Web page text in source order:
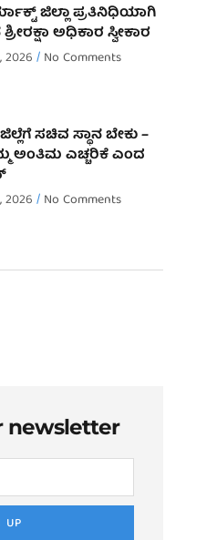
ಜಿಲ್ಲಾ ಪ್ರತಿನಿಧಿಯಾಗಿ
ಅಧಿಕಾರ ಸ್ವೀಕಾರ
2026 No Comments
ಸಚಿವ ಸ್ಥಾನ ಬೇಕು –
ಅಂತಿಮ ಎಚ್ಚರಿಕೆ ಎಂದ
2026 No Comments
newsletter
UP